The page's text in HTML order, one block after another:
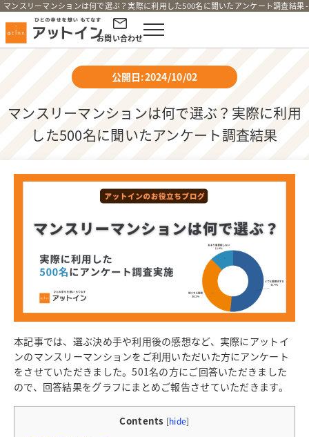
マンスリーマンションは何で選ぶ？実際に利用した500名に聞いたアンケート調査結
お問い合わせ
公開日:2024/10/02
マンスリーマンションは何で選ぶ？実際に利用
した500名に聞いたアンケート調査結果
本記事では、選ぶ決め手や利用後の感想など、実際にアットイ
ンのマンスリーマンションをご利用いただいた方にアンケート
をさせていただきました。501名の方にご回答いただきました
ので、回答結果をグラフにまとめご報告させていただきます。
Contents [hide]